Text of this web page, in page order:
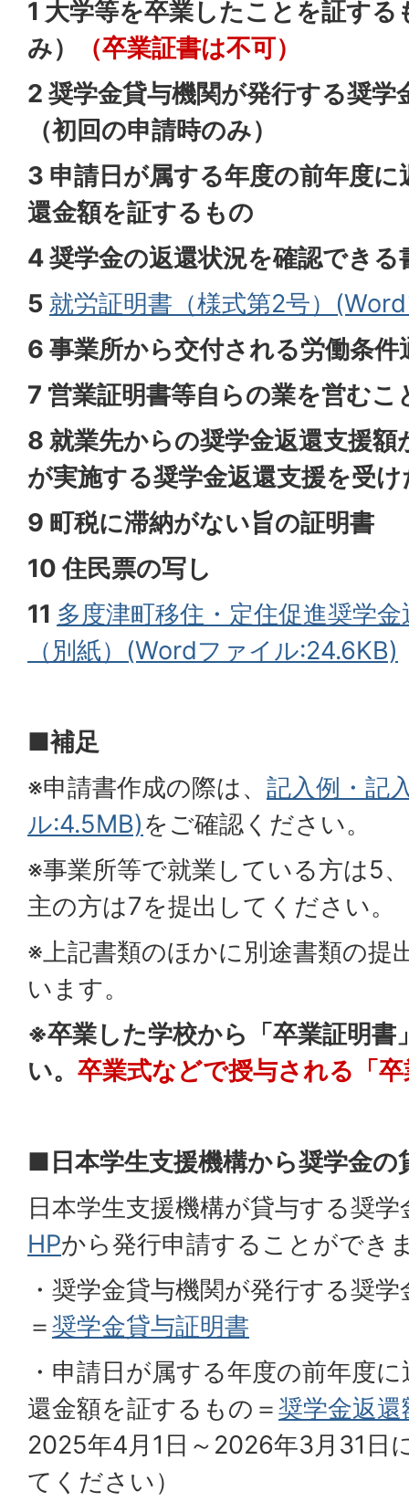
1 大学等を卒業したことを証す
み）
（卒業証書は不可）
2 奨学金貸与機関が発行する奨
（初回の申請時のみ）
3 申請日が属する年度の前年度
還金額を証するもの
4 奨学金の返還状況を確認できる
5 就労証明書（様式第2号）
6 事業所から交付される労働条件
7 営業証明書等自らの業を営むこ
8 就業先からの奨学金返還支援額
が実施する奨学金返還支援を受
9 町税に滞納がない旨の証明書
10 住民票の写し
11 多度津町移住・定住促進奨学
（別紙）(Wordファイル:24.6KB)
■補足
※申請書作成の際は、 記入例・記
ル:4.5MB)をご確認ください。
※事業所等で就業している方は5
主の方は7を提出してください。
※上記書類のほかに別途書類の提
います。
※卒業した学校から「卒業証明書
い。 卒業式などで授与される「
■日本学生支援機構から奨学金の
日本学生支援機構が貸与する奨
HPから発行申請することができ
・奨学金貸与機関が発行する奨
＝奨学金貸与証明書
・申請日が属する年度の前年度
還金額を証するもの＝奨学金返
2025年4月1日～2026年3月31日
てください）